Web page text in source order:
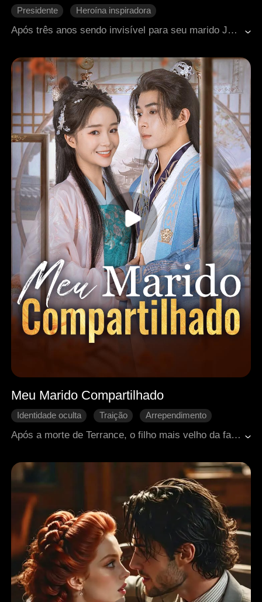
Presidente
Heroína inspiradora
Caso de uma noite
Identidade oculta
Romance moderno
Após três anos sendo invisível para seu marido Julian, Katherine é drogada e violentada em uma festa orquestrada pela irmã dele, Eloise, enquanto Julian não faz nada. Devastada, ela pede o divórcio. Mas o homem daquela noite era o próprio Julian, e Katherine, sem saber, inicia um caso secreto com ele sob sua identidade mascarada, Sr. A. Enquanto ela se transforma de esposa submissa a mulher forte e determinada, Julian se torna obcecado pela mulher que nunca enxergou. Entre os planos de Louisa e as armadilhas de Eloise, mentiras e paixão se entrelaçam. Quando a máscara do Sr. A finalmente cai, todas as barreiras também caem. Sem mais segredos, apenas eles juntos.
Meu Marido Compartilhado
Identidade oculta Traição
Arrependimento
Casamento
Após a morte de Terrance, o filho mais velho da família Green, Lydia ficou viúva. Pressionado pelos pais, o irmão mais novo, Rory, foi incumbido de continuar as linhagens familiares. Relutantes, ele e sua esposa, Margaret, não podiam contrariar os mais velhos. Aos poucos, Lydia conquistou o coração de Rory. Após ser repetidamente magoada, Margaret pediu o divórcio e se afastou, mas morreu tragicamente em um incêndio no dia de sua partida.